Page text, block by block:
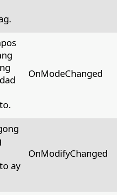
OnModeChanged
ay
OnModifyChanged